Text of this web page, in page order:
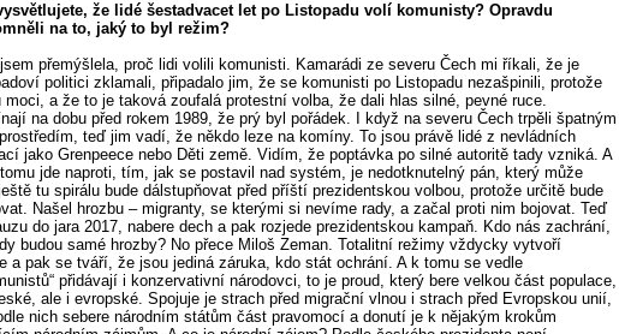
že lidé šestadvacet let po Listopadu volí komunisty? Opravdu
na to, jaký to byl režim?
jsem přemýšlela, proč lidi volili komunisti. Kamarádi ze severu Čech mi říkali, že je
politici zklamali, připadalo jim, že se komunisti po Listopadu nezašpinili, protože
moci, a že to je taková zoufalá protestní volba, že dali hlas silné, pevné ruce.
na dobu před rokem 1989, že prý byl pořádek. I když na severu Čech trpěli špatným
teď jim vadí, že někdo leze na komíny. To jsou právě lidé z nevládních
jako Grenpeece nebo Děti země. Vidím, že poptávka po silné autoritě tady vzniká. A
jde naproti, tím, jak se postavil nad systém, je nedotknutelný pán, který může
tu spirálu bude dálstupňovat před příští prezidentskou volbou, protože určitě bude
Našel hrozbu – migranty, se kterými si nevíme rady, a začal proti nim bojovat. Teď
do jara 2017, nabere dech a pak rozjede prezidentskou kampaň. Kdo nás zachrání,
budou samé hrozby? No přece Miloš Zeman. Totalitní režimy vždycky vytvoří
a pak se tváří, že jsou jediná záruka, kdo stát ochrání. A k tomu se vedle
přidávají i konzervativní národovci, to je proud, který bere velkou část populace,
ale i evropské. Spojuje je strach před migrační vlnou i strach před Evropskou unií,
nich sebere národním státům část pravomocí a donutí je k nějakým krokům